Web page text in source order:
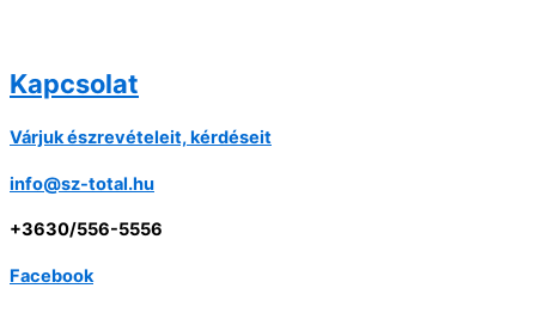
Kapcsolat
Várjuk észrevételeit, kérdéseit
info@sz-total.hu
+3630/556-5556
Facebook